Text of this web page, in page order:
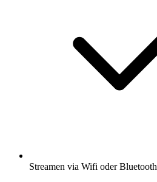
Streamen via Wifi oder Bluetooth